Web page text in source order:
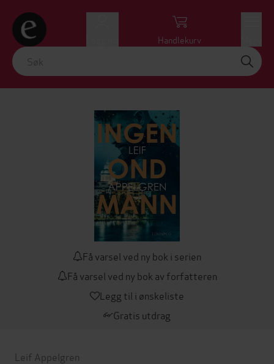
Handlekurv
Få varsel ved ny bok i serien
Få varsel ved ny bok av forfatteren
Legg til i ønskeliste
Gratis utdrag
Leif Appelgren